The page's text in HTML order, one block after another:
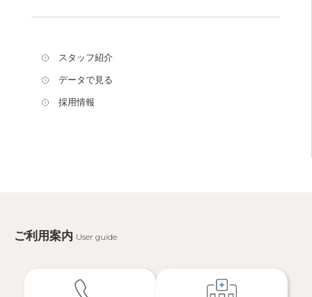
スタッフ紹介
データで見る
採用情報
ご利用案内 User guide